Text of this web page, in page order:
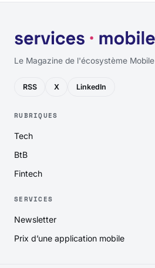
Le Magazine de l'écosystème Mobile
RSS X LinkedIn
RUBRIQUES
Tech
BtB
Fintech
SERVICES
Newsletter
Prix d’une application mobile